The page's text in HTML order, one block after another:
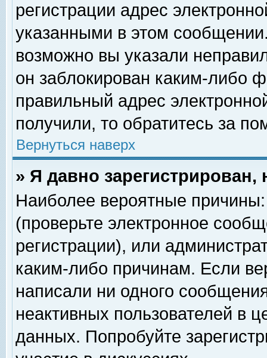
регистрации адрес
указанными в этом
возможно вы указали
он заблокирован каким-либо
правильный адрес
получили, то обратитесь за
Вернуться наверх
» Я давно
Наиболее вероятные
(проверьте электронное
регистрации), или
каким-либо причинам. Если
написали ни одного
неактивных пользователей в
данных. Попробуйте